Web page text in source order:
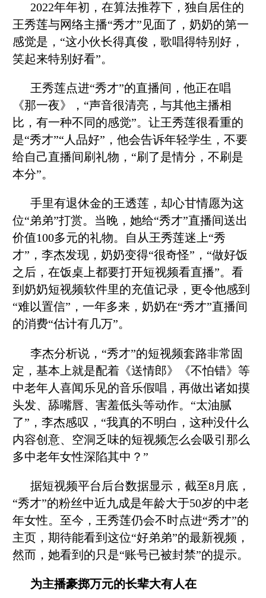
2022年年初，在算法推荐下，独自居住的
王秀莲与网络主播“秀才”见面了，奶奶的第一
感觉是，“这小伙长得真俊，歌唱得特别好，
笑起来特别好看”。
王秀莲点进“秀才”的直播间，他正在唱
《那一夜》，“声音很清亮，与其他主播相
比，有一种不同的感觉”。让王秀莲很看重的
是“秀才”“人品好”，他会告诉年轻学生，不要
给自己直播间刷礼物，“刷了是情分，不刷是
本分”。
手里有退休金的王透莲，却心甘情愿为这
位“弟弟”打赏。当晚，她给“秀才”直播间送出
价值100多元的礼物。自从王秀莲迷上“秀
才”，李杰发现，奶奶变得“很奇怪”，“做好饭
之后，在饭桌上都要打开短视频看直播”。看
到奶奶短视频软件里的充值记录，更令他感到
“难以置信”，一年多来，奶奶在“秀才”直播间
的消费“估计有几万”。
李杰分析说，“秀才”的短视频套路非常固
定，基本上就是配着《送情郎》《不怕错》等
中老年人喜闻乐见的音乐假唱，再做出诸如摸
头发、舔嘴唇、害羞低头等动作。“太油腻
了”，李杰感叹，“我真的不明白，这种没什么
内容创意、空洞乏味的短视频怎么会吸引那么
多中老年女性深陷其中？”
据短视频平台后台数据显示，截至8月底，
“秀才”的粉丝中近九成是年龄大于50岁的中老
年女性。至今，王秀莲仍会不时点进“秀才”的
主页，期待能看到这位“好弟弟”的最新视频，
然而，她看到的只是“账号已被封禁”的提示。
为主播豪掷万元的长辈大有人在